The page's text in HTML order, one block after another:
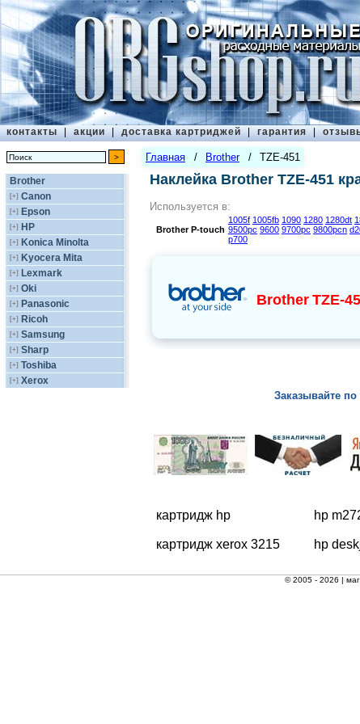
контакты | акции | доставка картриджей | гарантия |
Brother
[+] Canon
[+] Epson
[+] HP
[+] Konica Minolta
[+] Kyocera Mita
[+] Lexmark
[+] Oki
[+] Panasonic
[+] Ricoh
[+] Samsung
[+] Sharp
[+] Toshiba
[+] Xerox
Главная / Brother / TZE-451
Наклейка Brother TZE-451
Используется в:
BrotherP-touch
1005f 1005fb 1090 1280 1280dt
9500pc 9600 9700pc 9800pcn
p700
Brother TZE-
Заказывайте по
картридж hp hp
картридж xerox 3215 hp
© 2005 - 2026 |